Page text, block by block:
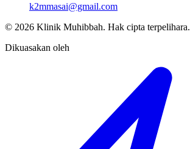
k2mmasai@gmail.com
© 2026 Klinik Muhibbah. Hak cipta terpelihara.
Dikuasakan oleh